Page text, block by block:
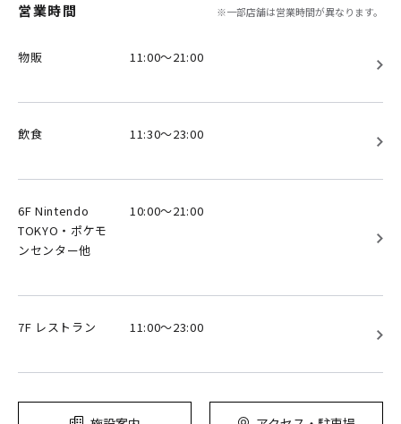
営業時間 ※一部店舗は営業時間が異なります。
物販 11:00～21:00
飲食 11:30～23:00
6F Nintendo
TOKYO・ポケモ
ンセンター他
10:00～21:00
7F レストラン 11:00～23:00